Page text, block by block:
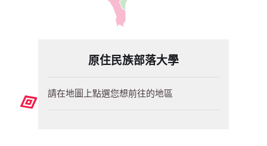
原住民族部落大學
請在地圖上點選您想前往的地區